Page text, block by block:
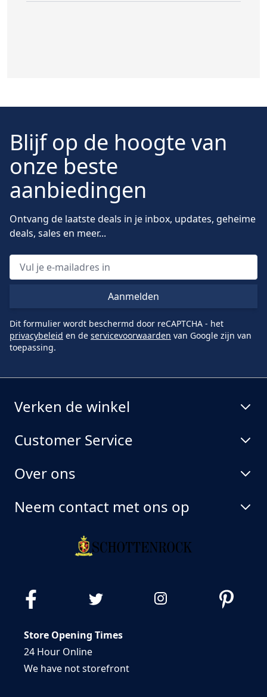
Blijf op de hoogte van
onze beste
aanbiedingen
Ontvang de laatste deals in je inbox, updates, geheime
deals, sales en meer...
Aanmelden
Dit formulier wordt beschermd door reCAPTCHA - het
privacybeleid en de servicevoorwaarden van Google zijn van
toepassing.
Verken de winkel
Customer Service
Over ons
Neem contact met ons op
Store Opening Times
24 Hour Online
We have not storefront